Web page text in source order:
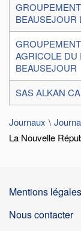
BEAUSEJOUR
AGRICOLE DU
BEAUSEJOUR
SAS ALKAN
Journaux
La Nouvelle
Mentions légales
Nous contacter